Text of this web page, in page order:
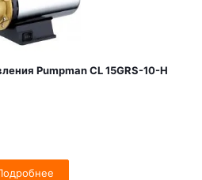
Pumpman CL 15GRS-10-H